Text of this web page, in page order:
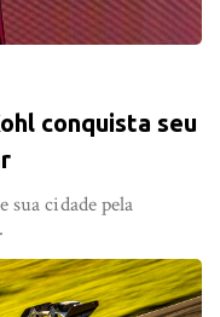
conquista seu
sua cidade pela